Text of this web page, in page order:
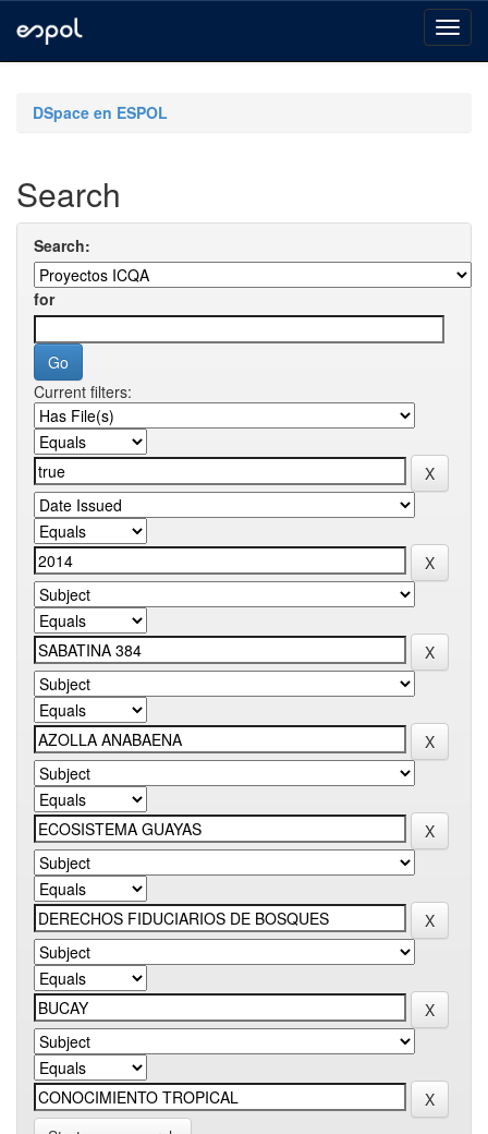
navigationDSpace en ESPOL
Search
Search:
for
Current filters: